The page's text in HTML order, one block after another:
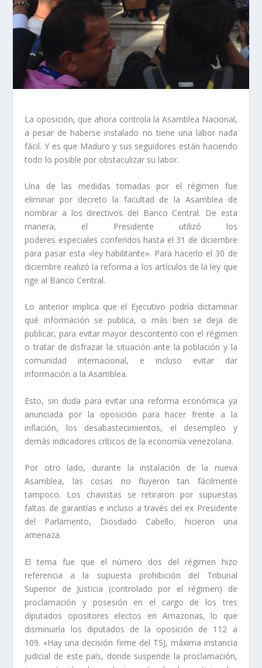
La oposición, que ahora controla la Asamblea Nacional,
a pesar de haberse instalado no tiene una labor nada
fácil. Y es que Maduro y sus seguidores están haciendo
todo lo posible por obstaculizar su labor.
Una de las medidas tomadas por el régimen fue
eliminar por decreto la facultad de la Asamblea de
nombrar a los directivos del Banco Central. De esta
manera, el Presidente utilizó los
poderes especiales conferidos hasta el 31 de diciembre
para pasar esta «ley habilitante». Para hacerlo el 30 de
diciembre realizó la reforma a los artículos de la ley que
rige al Banco Central.
Lo anterior implica que el Ejecutivo podría dictaminar
qué información se publica, o más bien se deja de
publicar, para evitar mayor descontento con el régimen
o tratar de disfrazar la situación ante la población y la
comunidad internacional, e incluso evitar dar
información a la Asamblea.
Esto, sin duda para evitar una reforma económica ya
anunciada por la oposición para hacer frente a la
inflación, los desabastecimientos, el desempleo y
demás indicadores críticos de la economía venezolana.
Por otro lado, durante la instalación de la nueva
Asamblea, las cosas no fluyeron tan fácilmente
tampoco. Los chavistas se retiraron por supuestas
faltas de garantías e incluso a través del ex Presidente
del Parlamento, Diosdado Cabello, hicieron una
amenaza.
El tema fue que el número dos del régimen hizo
referencia a la supuesta prohibición del Tribunal
Superior de Justicia (controlado por el régimen) de
proclamación y posesión en el cargo de los tres
diputados opositores electos en Amazonas, lo que
disminuiría los diputados de la oposición de 112 a
109. «Hay una decisión firme del TSJ, máxima instancia
judicial de este país, donde suspende la proclamación,